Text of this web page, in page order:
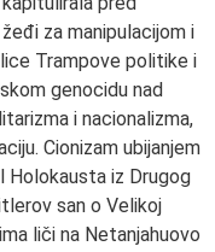
za manipulacijom i
Trampove politike i
genocidu nad
i nacionalizma,
Cionizam ubijanjem
Holokausta iz Drugog
san o Velikoj
liči na Netanjahuovo